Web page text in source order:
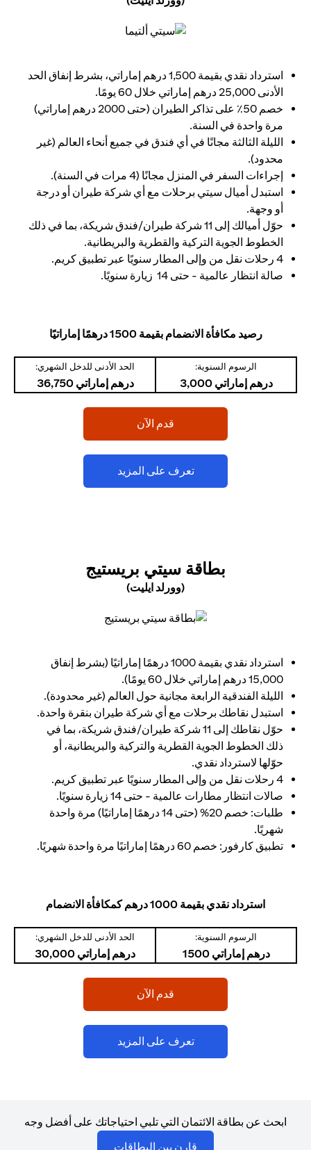
استرداد نقدي بقيمة 1,500 درهم إماراتي، بشرط إنفاق الحد
الأدنى 25,000 درهم إماراتي خلال 60 يومًا.
خصم 50٪ على تذاكر الطيران (حتى 2000 درهم إماراتي)
مرة واحدة في السنة.
الليلة الثالثة مجانًا في أي فندق في جميع أنحاء العالم (غير
محدود).
إجراءات السفر في المنزل مجانًا (4 مرات في السنة).
استبدل أميال سيتي برحلات مع أي شركة طيران أو درجة
أو وجهة.
حوّل أميالك إلى 11 شركة طيران/فندق شريكة، بما في ذلك
الخطوط الجوية التركية والقطرية والبريطانية.
4 رحلات نقل من وإلى المطار سنويًا عبر تطبيق كريم.
صالة انتظار عالمية - حتى 14 زيارة سنويًا.
رصيد مكافأة الانضمام بقيمة 1500 درهمًا إماراتيًا
الرسوم السنوية:
درهم إماراتي 3,000
الحد الأدنى للدخل الشهري:
درهم إماراتي 36,750
قدم الآن
تعرف على المزيد
بطاقة سيتي بريستيج
(وورلد ايليت)
استرداد نقدي بقيمة 1000 درهمًا إماراتيًا (بشرط إنفاق
15,000 درهم إماراتي خلال 60 يومًا).
الليلة الفندقية الرابعة مجانية حول العالم (غير محدودة).
استبدل نقاطك برحلات مع أي شركة طيران بنقرة واحدة.
حوّل نقاطك إلى 11 شركة طيران/فندق شريكة، بما في
ذلك الخطوط الجوية القطرية والتركية والبريطانية، أو
حوّلها لاسترداد نقدي.
4 رحلات نقل من وإلى المطار سنويًا عبر تطبيق كريم.
صالات انتظار مطارات عالمية - حتى 14 زيارة سنويًا.
طلبات: خصم 20% (حتى 14 درهمًا إماراتيًا) مرة واحدة
شهريًا.
تطبيق كارفور: خصم 60 درهمًا إماراتيًا مرة واحدة شهريًا.
استرداد نقدي بقيمة 1000 درهم كمكافأة الانضمام
الرسوم السنوية:
درهم إماراتي 1500
الحد الأدنى للدخل الشهري:
درهم إماراتي 30,000
قدم الآن
تعرف على المزيد
ابحث عن بطاقة الائتمان التي تلبي احتياجاتك على أفضل وجه
قارن بين البطاقات